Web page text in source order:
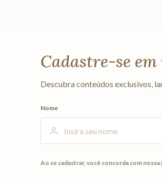
Cadastre-se
Descubra conteúdos exclusivos,
Nome
Ao se cadastrar, você concorda com nossa